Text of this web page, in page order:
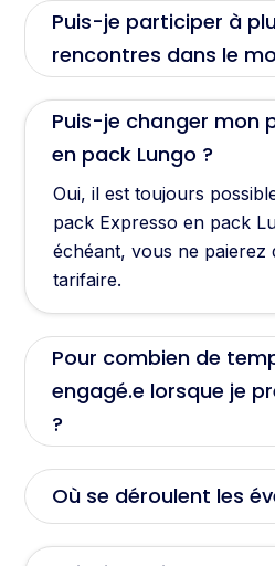
Puis-je participer à
rencontres dans le
Puis-je changer mon
en pack Lungo ?
Oui, il est toujours
pack Expresso en pack
échéant, vous ne paierez
tarifaire.
Pour combien de
engagé.e lorsque je
?
Où se déroulent les